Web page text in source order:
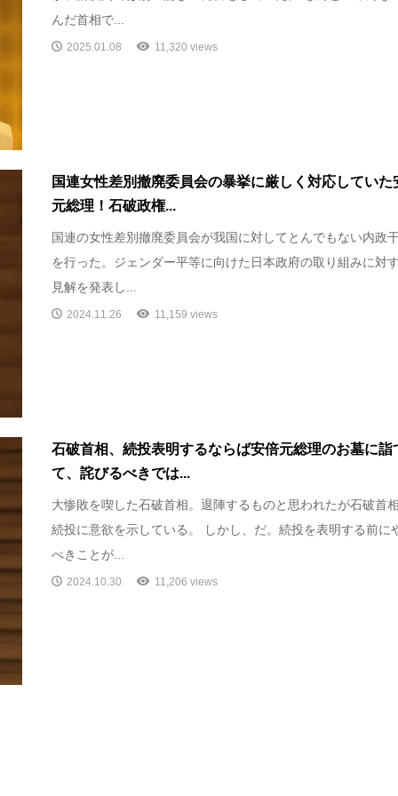
んだ首相で...
2025.01.08 11,320 views
国連女性差別撤廃委員会の暴挙に厳しく対応していた
元総理！石破政権...
国連の女性差別撤廃委員会が我国に対してとんでもない内政
を行った。ジェンダー平等に向けた日本政府の取り組みに対
見解を発表し...
2024.11.26 11,159 views
石破首相、続投表明するならば安倍元総理のお墓に詣
て、詫びるべきでは...
大惨敗を喫した石破首相。退陣するものと思われたが石破首
続投に意欲を示している。 しかし、だ。続投を表明する前に
べきことが...
2024.10.30 11,206 views